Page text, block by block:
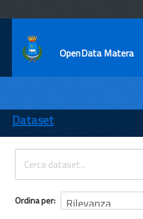
OpenData Matera
ENTI
TEMI
INFORMAZIONI
Dataset
Ordina per